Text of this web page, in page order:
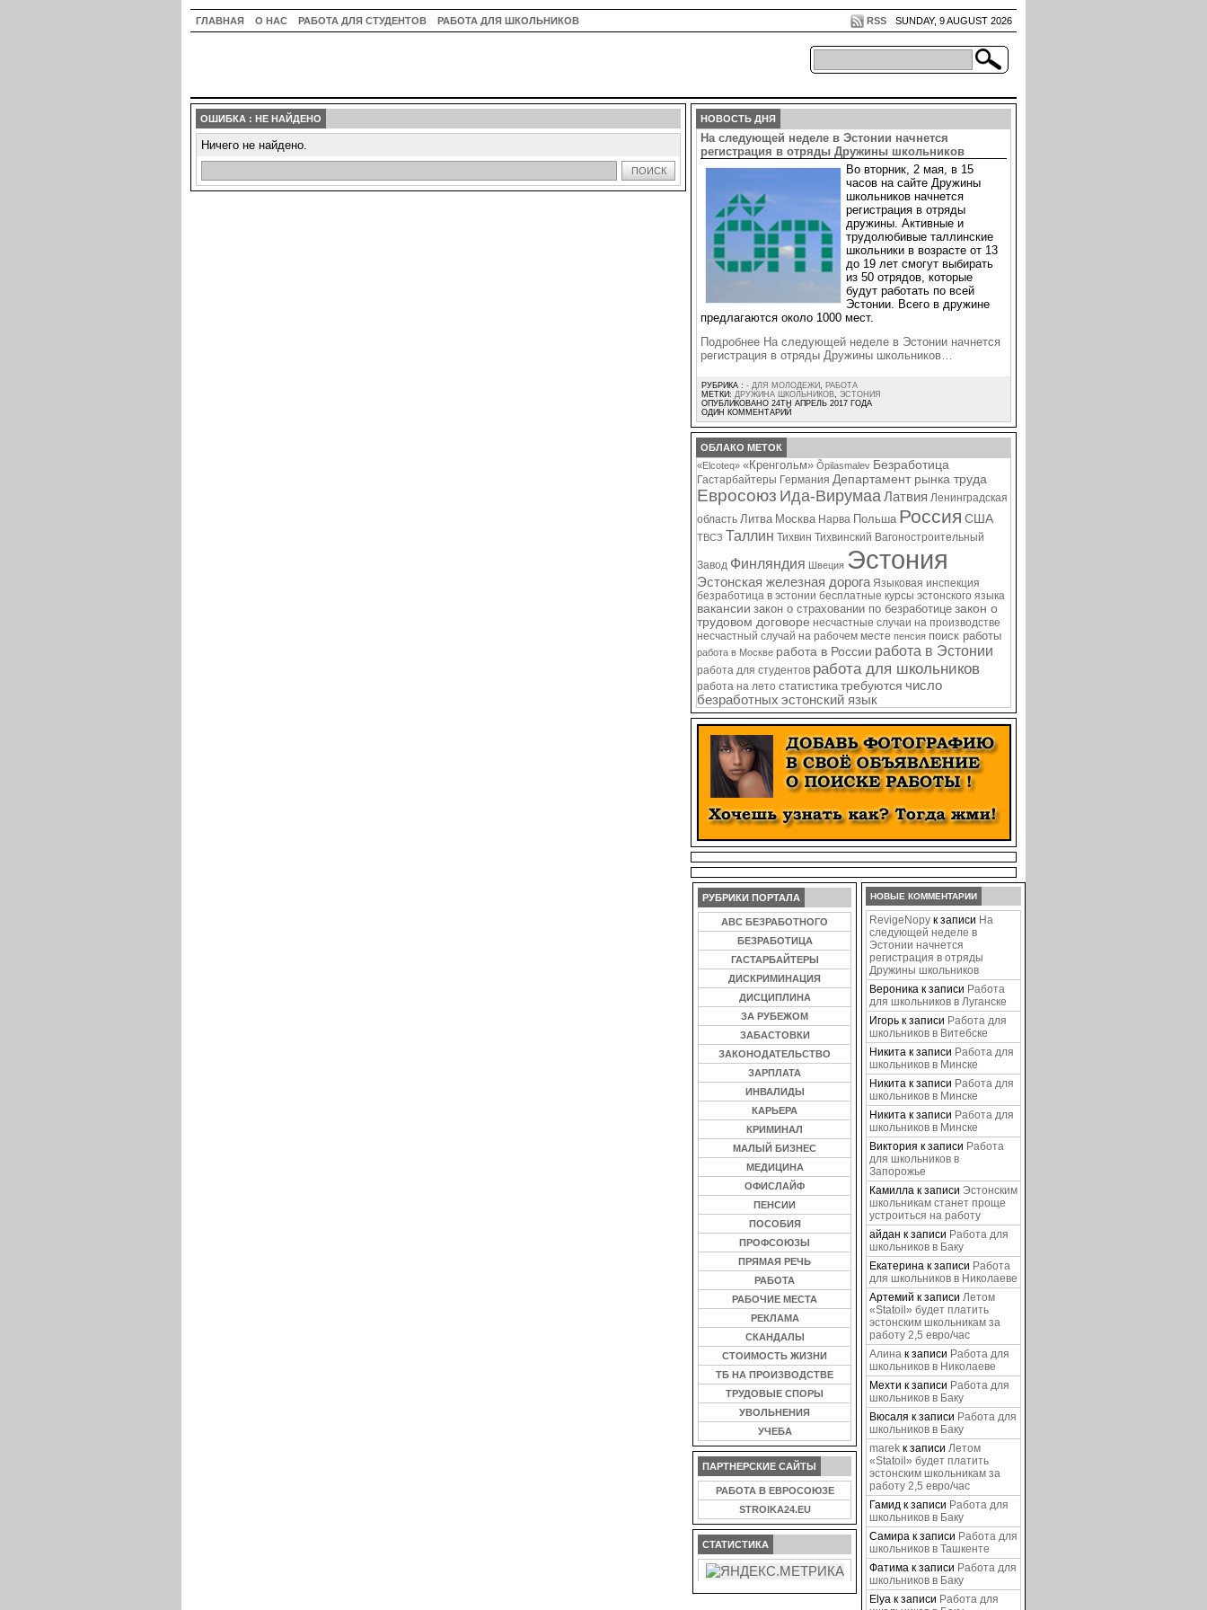
ГЛАВНАЯ О НАС РАБОТА ДЛЯ СТУДЕНТОВ РАБОТА ДЛЯ ШКОЛЬНИКОВ SUNDAY, 9 AUGUST 2026
RSS
ОШИБКА : НЕ НАЙДЕНО
Ничего не найдено.
ПОИСК
НОВОСТЬ ДНЯ
На следующей неделе в Эстонии начнется
регистрация в отряды Дружины школьников
Во вторник, 2 мая, в 15
часов на сайте Дружины
школьников начнется
регистрация в отряды
дружины. Активные и
трудолюбивые таллинские
школьники в возрасте от 13
до 19 лет смогут выбирать
из 50 отрядов, которые
будут работать по всей
Эстонии. Всего в дружине
предлагаются около 1000 мест.
Подробнее На следующей неделе в Эстонии начнется
регистрация в отряды Дружины школьников…
РУБРИКА : - ДЛЯ МОЛОДЕЖИ, РАБОТА
МЕТКИ: ДРУЖИНА ШКОЛЬНИКОВ, ЭСТОНИЯ
ОПУБЛИКОВАНО 24TH АПРЕЛЬ 2017 ГОДА
ОДИН КОММЕНТАРИЙ
ОБЛАКО МЕТОК
«Elcoteq» «Кренгольм» Õpilasmalev Безработица
Гастарбайтеры Германия Департамент рынка труда
Евросоюз Ида-ВирумааЛатвия Ленинградская
область Литва Москва Нарва Польша Россия США
ТВСЗ Таллин Тихвин Тихвинский Вагоностроительный
Завод Финляндия Швеция Эстония
Эстонская железная дорога Языковая инспекция
безработица в эстонии бесплатные курсы эстонского языка
вакансии закон о страховании по безработице закон о
трудовом договоре несчастные случаи на производстве
несчастный случай на рабочем месте пенсия поиск работы
работа в Москве работа в России работа в Эстонии
работа для студентов работа для школьников
работа на лето статистика требуются число
безработных эстонский язык
НОВЫЕ КОММЕНТАРИИ
RevigeNopy к записи На
следующей неделе в
Эстонии начнется
регистрация в отряды
Дружины школьников
Вероника к записи Работа
для школьников в Луганске
Игорь к записи Работа для
школьников в Витебске
Никита к записи Работа для
школьников в Минске
Никита к записи Работа для
школьников в Минске
Никита к записи Работа для
школьников в Минске
Виктория к записи Работа
для школьников в
Запорожье
Камилла к записи Эстонским
школьникам станет проще
устроиться на работу
айдан к записи Работа для
школьников в Баку
Екатерина к записи Работа
для школьников в Николаеве
Артемий к записи Летом
«Statoil» будет платить
эстонским школьникам за
работу 2,5 евро/час
Алина к записи Работа для
школьников в Николаеве
Мехти к записи Работа для
школьников в Баку
Вюсаля к записи Работа для
школьников в Баку
marek к записи Летом
«Statoil» будет платить
эстонским школьникам за
работу 2,5 евро/час
Гамид к записи Работа для
школьников в Баку
Самира к записи Работа для
школьников в Ташкенте
Фатима к записи Работа для
школьников в Баку
Elya к записи Работа для
РУБРИКИ ПОРТАЛА
ABC БЕЗРАБОТНОГО
БЕЗРАБОТИЦА
ГАСТАРБАЙТЕРЫ
ДИСКРИМИНАЦИЯ
ДИСЦИПЛИНА
ЗА РУБЕЖОМ
ЗАБАСТОВКИ
ЗАКОНОДАТЕЛЬСТВО
ЗАРПЛАТА
ИНВАЛИДЫ
КАРЬЕРА
КРИМИНАЛ
МАЛЫЙ БИЗНЕС
МЕДИЦИНА
ОФИСЛАЙФ
ПЕНСИИ
ПОСОБИЯ
ПРОФСОЮЗЫ
ПРЯМАЯ РЕЧЬ
РАБОТА
РАБОЧИЕ МЕСТА
РЕКЛАМА
СКАНДАЛЫ
СТОИМОСТЬ ЖИЗНИ
ТБ НА ПРОИЗВОДСТВЕ
ТРУДОВЫЕ СПОРЫ
УВОЛЬНЕНИЯ
УЧЕБА
ПАРТНЕРСКИЕ САЙТЫ
РАБОТА В ЕВРОСОЮЗЕ
STROIKA24.EU
СТАТИСТИКА